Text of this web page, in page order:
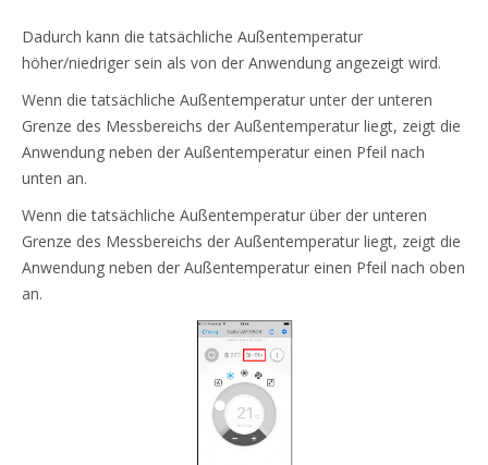
Dadurch kann die tatsächliche Außentemperatur
höher/niedriger sein als von der Anwendung angezeigt wird.
Wenn die tatsächliche Außentemperatur unter der unteren
Grenze des Messbereichs der Außentemperatur liegt, zeigt die
Anwendung neben der Außentemperatur einen Pfeil nach
unten an.
Wenn die tatsächliche Außentemperatur über der unteren
Grenze des Messbereichs der Außentemperatur liegt, zeigt die
Anwendung neben der Außentemperatur einen Pfeil nach oben
an.